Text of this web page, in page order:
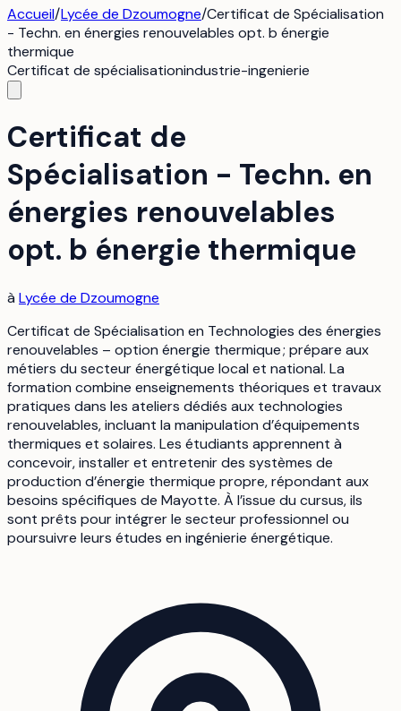
Accueil/Lycée de Dzoumogne/Certificat de Spécialisation
- Techn. en énergies renouvelables opt. b énergie
thermique
Certificat de spécialisationindustrie-ingenierie
Certificat de
Spécialisation - Techn. en
énergies renouvelables
opt. b énergie thermique
à Lycée de Dzoumogne
Certificat de Spécialisation en Technologies des énergies
renouvelables – option énergie thermique ; prépare aux
métiers du secteur énergétique local et national. La
formation combine enseignements théoriques et travaux
pratiques dans les ateliers dédiés aux technologies
renouvelables, incluant la manipulation d’équipements
thermiques et solaires. Les étudiants apprennent à
concevoir, installer et entretenir des systèmes de
production d’énergie thermique propre, répondant aux
besoins spécifiques de Mayotte. À l’issue du cursus, ils
sont prêts pour intégrer le secteur professionnel ou
poursuivre leurs études en ingénierie énergétique.